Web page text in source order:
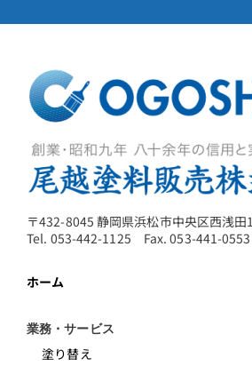
〒432-8045 静岡県浜松市中央区西浅田
Tel. 053-442-1125 Fax. 053-441-0553
ホーム
業務・サービス
塗り替え